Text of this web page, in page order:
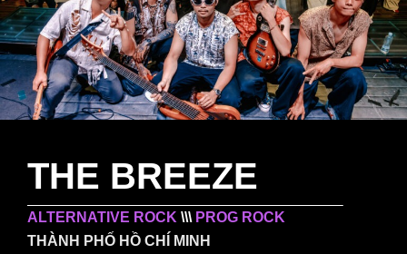
THE BREEZE
ALTERNATIVE ROCK \\\ PROG ROCK
THÀNH PHỐ HỒ CHÍ MINH